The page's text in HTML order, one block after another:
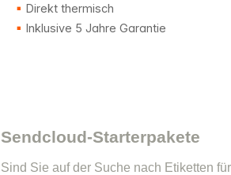
Direkt thermisch
Inklusive 5 Jahre Garantie
Sendcloud-Starterpakete
Sind Sie auf der Suche nach Etiketten